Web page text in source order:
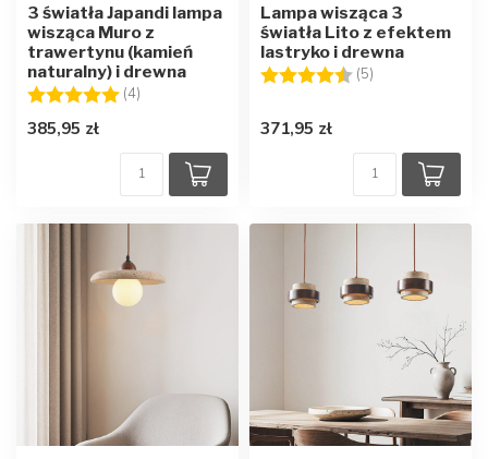
3 światła Japandi lampa
wisząca Muro z
trawertynu (kamień
naturalny) i drewna
Ocena:
(4)
385,95 zł
Lampa wisząca 3
światła Lito z efektem
lastryko i drewna
Ocena:
(5)
371,95 zł